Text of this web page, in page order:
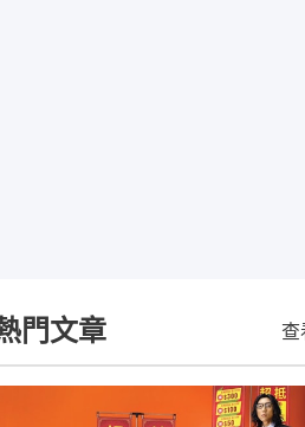
門文章 查